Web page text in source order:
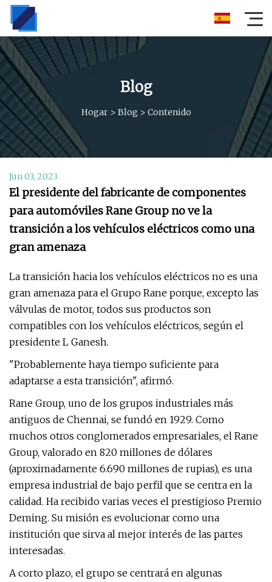
Blog
Hogar> Blog > Contenido
Jun 03, 2023
El presidente del fabricante de componentes
para automóviles Rane Group no ve la
transición a los vehículos eléctricos como una
gran amenaza
La transición hacia los vehículos eléctricos no es una
gran amenaza para el Grupo Rane porque, excepto las
válvulas de motor, todos sus productos son
compatibles con los vehículos eléctricos, según el
presidente L Ganesh.
"Probablemente haya tiempo suficiente para
adaptarse a esta transición", afirmó.
Rane Group, uno de los grupos industriales más
antiguos de Chennai, se fundó en 1929. Como
muchos otros conglomerados empresariales, el Rane
Group, valorado en 820 millones de dólares
(aproximadamente 6.690 millones de rupias), es una
empresa industrial de bajo perfil que se centra en la
calidad. Ha recibido varias veces el prestigioso Premio
Deming. Su misión es evolucionar como una
institución que sirva al mejor interés de las partes
interesadas.
A corto plazo, el grupo se centrará en algunas